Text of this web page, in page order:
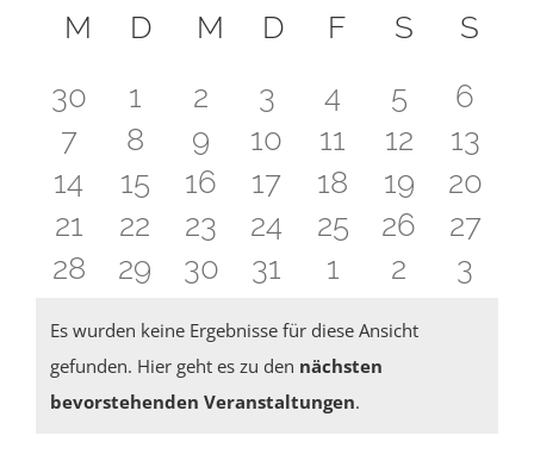
wählen.
Kalender
Veranstaltungen
M MONTAG
D DIENSTAG
M MITTWOCH
D DONNERSTAG
F FREITAG
S S
0
Veranstaltungen
30
0
Veranstaltungen
1
0
Veranstaltungen
2
0
Veranstaltungen
3
0
4
0
5
0
6
0
Veranstaltungen
7
0
Veranstaltungen
8
0
Veranstaltungen
9
0
Veranstaltungen
10
0
11
0
12
0
13
0
Veranstaltungen
14
0
Veranstaltungen
15
0
Veranstaltungen
16
0
Veranstaltungen
17
0
18
0
19
0
20
0
Veranstaltungen
21
0
Veranstaltungen
22
0
Veranstaltungen
23
0
Veranstaltungen
24
0
25
0
26
0
27
0
Veranstaltungen
28
0
Veranstaltungen
29
0
Veranstaltungen
30
0
Veranstaltungen
31
0
1
0
2
0
3
Hinweis
Es wurden keine Ergebnisse für diese Ansicht
gefunden. Hier geht es zu den nächsten
bevorstehenden Veranstaltungen.